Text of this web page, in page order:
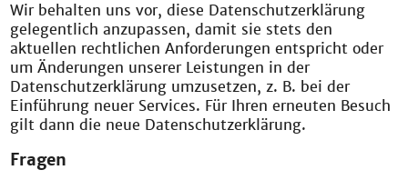
Wir behalten uns vor, diese Datenschutzerklärung
gelegentlich anzupassen, damit sie stets den
aktuellen rechtlichen Anforderungen entspricht oder
um Änderungen unserer Leistungen in der
Datenschutzerklärung umzusetzen, z. B. bei der
Einführung neuer Services. Für Ihren erneuten Besuch
gilt dann die neue Datenschutzerklärung.
Fragen